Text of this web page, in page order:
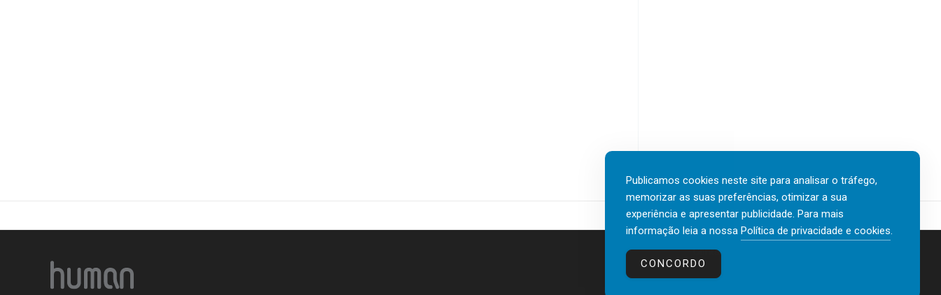
Contactos
Publicamos cookies neste site para analisar o tráfego,
memorizar as suas preferências, otimizar a sua
experiência e apresentar publicidade. Para mais
informação leia a nossa Política de privacidade e cookies.
CONCORDO